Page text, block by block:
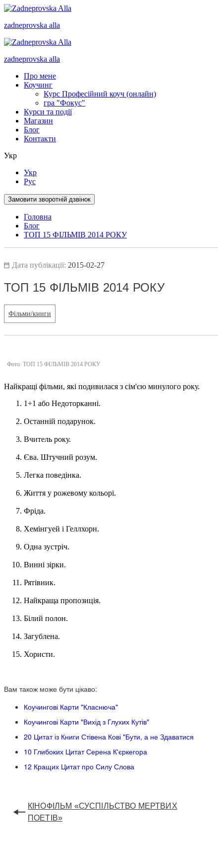
zadneprovska alla
zadneprovska alla
Про мене
Коучинг
Курс Професійний коуч (онлайн)
гра "Фокус"
Курси та події
Магазин
Блог
Контакти
Укр
Укр
Рус
Замовити зворотній дзвінок
Головна
Блог
ТОП 15 ФІЛЬМІВ 2014 РОКУ
Дата публікації: 2015-02-27
ТОП 15 ФІЛЬМІВ 2014 РОКУ
Фільми/книги
Фото: ТОП 15 ФІЛЬМІВ 2014 РОКУ
Найкращі фільми, які подивилася з сім'єю минулого року.
1+1 або Недоторканні.
Останній подарунок.
Вчитель року.
Єва. Штучний розум.
Легка поведінка.
Життя у рожевому кольорі.
Фріда.
Хемінгуей і Геллхорн.
Одна зустріч.
Винні зірки.
Рятівник.
Найкраща пропозиція.
Білий полон.
Загублена.
Хористи.
Вам також може бути цікаво:
Коучингові Карти "Класнюча"
Коучингові Карти "Вихід з Глухих Кутів"
20 Цитат із Книги Стівена Кові "Бути, а не Здаватися
10 Глибоких Цитат Серена К'єркегора
12 Кращих Цитат про Силу Слова
КІНОФІЛЬМ «СУСПІЛЬСТВО МЕРТВИХ
ПОЕТІВ»